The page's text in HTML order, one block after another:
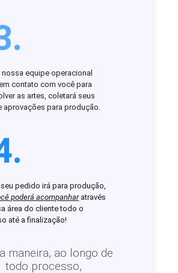
equipe operacional
contato com você para
as artes, coletará seus
aprovações para produção.
seu pedido irá para produção,
poderá acompanharatravés
área do cliente todo o
até a finalização!
maneira, ao longo de
todo processo,